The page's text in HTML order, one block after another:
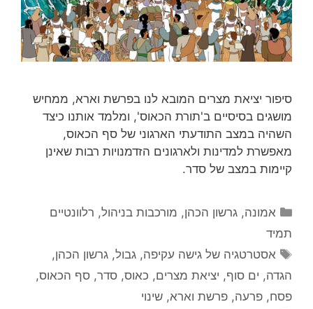
סיפור יציאת מצרים המובא לנו בפרשת וארא, ממחיש
מושגים בסיסיים ב'תורת הכאוס', ומלמד אותנו כיצד
השהיה במצב התודעתי הארגוני של סף הכאוס,
מאפשרת למדינות ולארגונים הזדמנויות רבות שאינן
קיימות במצב של סדר.
קטגוריות
אמונה,גרשון הכהן, מורכבות בניהול, רלוונטיים
תמיד
תגיות
אסטרטגיה של גישה עקיפה,גבול,גרשון הכהן,
הגדה, ים סוף, יציאת מצרים, כאוס, סדר, סף הכאוס,
פסח, פרעה, פרשת וארא, שינוי